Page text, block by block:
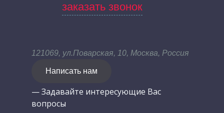
заказать звонок
121069, ул.Поварская, 10, Москва, Россия
Написать нам
— Задавайте интересующие Вас
вопросы